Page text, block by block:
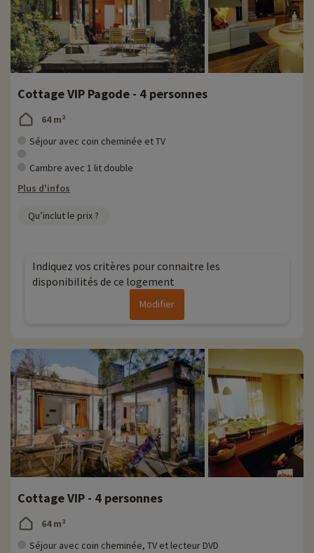
Cottage VIP Pagode - 4 personnes
64 m²
Séjour avec coin cheminée et TV
Cambre avec 1 lit double
Plus d'infos
Qu’inclut le prix ?
Indiquez vos critères pour connaitre les
disponibilités de ce logement
Modifier
Cottage VIP - 4 personnes
64 m²
Séjour avec coin cheminée, TV et lecteur DVD